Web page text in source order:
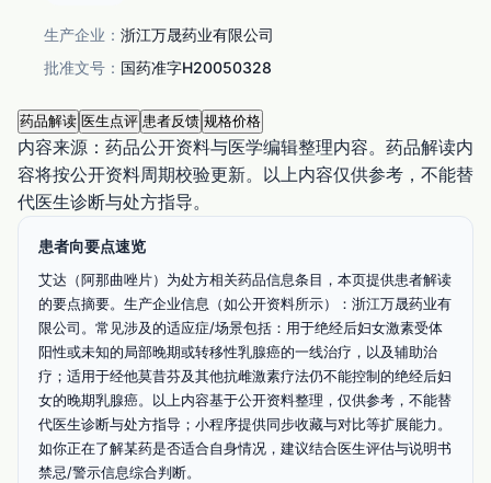
生产企业： 浙江万晟药业有限公司
批准文号： 国药准字H20050328
药品解读 医生点评 患者反馈 规格价格
内容来源：药品公开资料与医学编辑整理内容。 药品解读内
容将按公开资料周期校验更新。 以上内容仅供参考，不能替
代医生诊断与处方指导。
患者向要点速览
艾达（阿那曲唑片）为处方相关药品信息条目，本页提供患者解读
的要点摘要。生产企业信息（如公开资料所示）：浙江万晟药业有
限公司。常见涉及的适应症/场景包括：用于绝经后妇女激素受体
阳性或未知的局部晚期或转移性乳腺癌的一线治疗，以及辅助治
疗；适用于经他莫昔芬及其他抗雌激素疗法仍不能控制的绝经后妇
女的晚期乳腺癌。以上内容基于公开资料整理，仅供参考，不能替
代医生诊断与处方指导；小程序提供同步收藏与对比等扩展能力。
如你正在了解某药是否适合自身情况，建议结合医生评估与说明书
禁忌/警示信息综合判断。